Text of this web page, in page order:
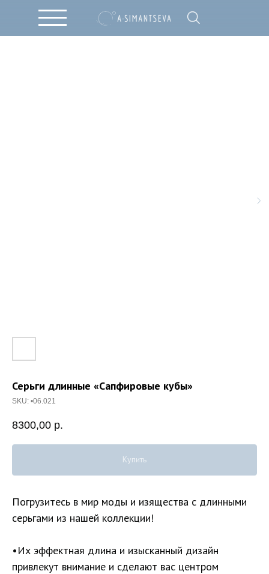
Серьги длинные «Сапфировые кубы»
SKU: •06.021
8300,00 р.
Купить
Погрузитесь в мир моды и изящества с длинными
серьгами из нашей коллекции!
•Их эффектная длина и изысканный дизайн
привлекут внимание и сделают вас центром